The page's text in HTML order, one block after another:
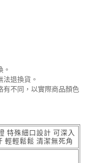
退換貨。
不同，以實際商品顏色
特殊細口設計 可深入
輕輕鬆鬆 清潔無死角